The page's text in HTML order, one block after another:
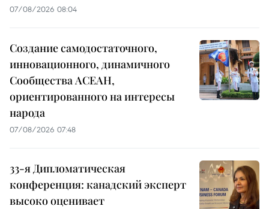
07/08/2026 08:04
Создание самодостаточного,
инновационного, динамичного
Сообщества АСЕАН,
ориентированного на интересы
народа
07/08/2026 07:48
33-я Дипломатическая
конференция: канадский эксперт
высоко оценивает